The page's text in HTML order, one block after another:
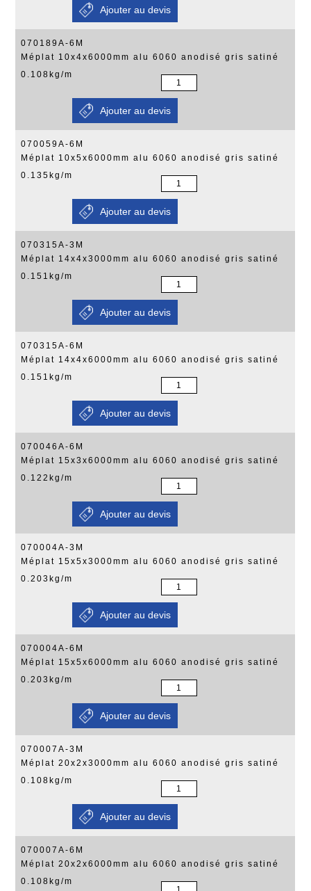
070189A-6M
Méplat 10x4x6000mm alu 6060 anodisé gris satiné
0.108kg/m
070059A-6M
Méplat 10x5x6000mm alu 6060 anodisé gris satiné
0.135kg/m
070315A-3M
Méplat 14x4x3000mm alu 6060 anodisé gris satiné
0.151kg/m
070315A-6M
Méplat 14x4x6000mm alu 6060 anodisé gris satiné
0.151kg/m
070046A-6M
Méplat 15x3x6000mm alu 6060 anodisé gris satiné
0.122kg/m
070004A-3M
Méplat 15x5x3000mm alu 6060 anodisé gris satiné
0.203kg/m
070004A-6M
Méplat 15x5x6000mm alu 6060 anodisé gris satiné
0.203kg/m
070007A-3M
Méplat 20x2x3000mm alu 6060 anodisé gris satiné
0.108kg/m
070007A-6M
Méplat 20x2x6000mm alu 6060 anodisé gris satiné
0.108kg/m